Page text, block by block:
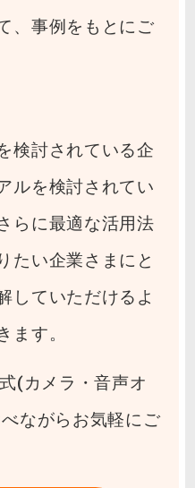
、事例をもとにご
検討されている企
ルを検討されてい
らに最適な活用法
たい企業さまにと
していただけるよ
ます。
(カメラ・音声オ
ながらお気軽にご